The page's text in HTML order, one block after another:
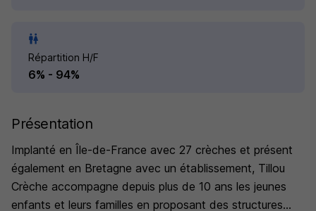
Répartition H/F
6% - 94%
Présentation
Implanté en Île-de-France avec 27 crèches et présent
également en Bretagne avec un établissement, Tillou
Crèche accompagne depuis plus de 10 ans les jeunes
enfants et leurs familles en proposant des structures